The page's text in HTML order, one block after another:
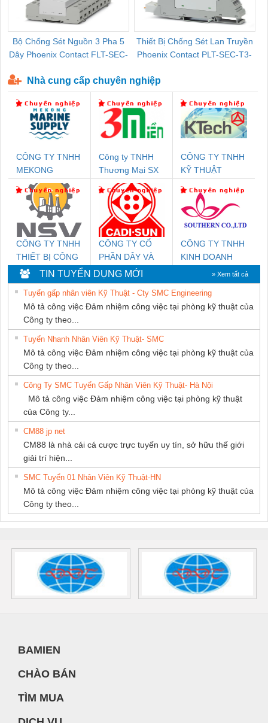
Bộ Chống Sét Nguồn 3 Pha 5
Dây Phoenix Contact FLT-SEC-
Thiết Bị Chống Sét Lan Truyền
Phoenix Contact PLT-SEC-T3-
Nhà cung cấp chuyên nghiệp
CÔNG TY TNHH
MEKONG
MARINE SUPPLY
Công ty TNHH
Thương Mại SX
Ba Miền
CÔNG TY TNHH
KỸ THUẬT
NAM
CÔNG TY TNHH
THIẾT BỊ CÔNG
NGHIỆP NIHON
SETSUBI VIỆT
NAM
CÔNG TY CỔ
PHẦN DÂY VÀ
CÁP ĐIỆN
THƯỢNG ĐÌNH
CÔNG TY TNHH
KINH DOANH
DỊCH VỤ XNK
PHƯƠNG NAM
TIN TUYỂN DỤNG MỚI » Xem tất cả
Tuyển gấp nhân viên Kỹ Thuật - Cty SMC Engineering
Mô tả công việc Đảm nhiệm công việc tại phòng kỹ thuật của
Công ty theo...
Tuyển Nhanh Nhân Viên Kỹ Thuật- SMC
Mô tả công việc Đảm nhiệm công việc tại phòng kỹ thuật của
Công ty theo...
Công Ty SMC Tuyển Gấp Nhân Viên Kỹ Thuật- Hà Nội
Mô tả công việc Đảm nhiệm công việc tại phòng kỹ thuật
của Công ty...
CM88 jp net
CM88 là nhà cái cá cược trực tuyến uy tín, sở hữu thế giới
giải trí hiện...
SMC Tuyển 01 Nhân Viên Kỹ Thuật-HN
Mô tả công việc Đảm nhiệm công việc tại phòng kỹ thuật của
Công ty theo...
BAMIEN
CHÀO BÁN
TÌM MUA